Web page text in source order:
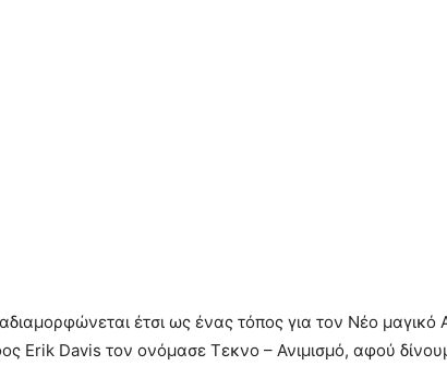
έτσι ως ένας τόπος για τον Νέο μαγικό
Erik Davis τον ονόμασε Τεκνο – Ανιμισμό, αφού